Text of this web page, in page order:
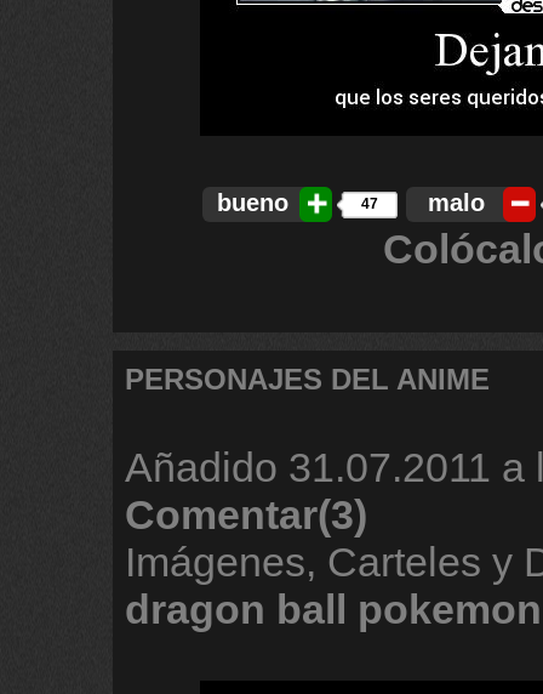
bueno 47 malo
PERSONAJES DEL ANIME
Añadido 31.07.2011 a
Comentar(3)
Imágenes, Carteles y
dragon ball pokemon